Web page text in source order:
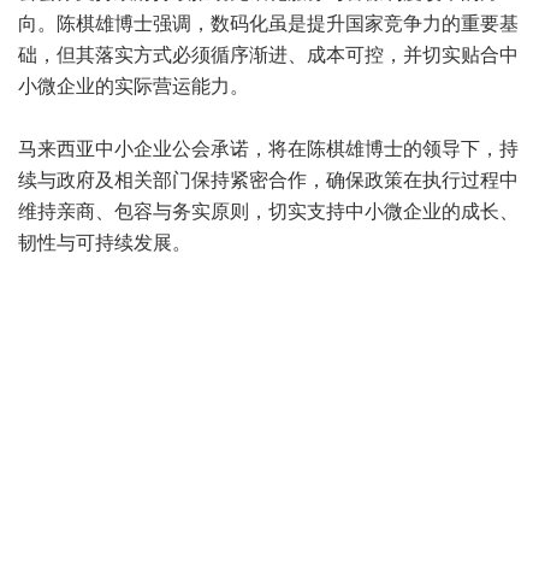
向。陈棋雄博士强调，数码化虽是提升国家竞争力的重要基
础，但其落实方式必须循序渐进、成本可控，并切实贴合中
小微企业的实际营运能力。
马来西亚中小企业公会承诺，将在陈棋雄博士的领导下，持
续与政府及相关部门保持紧密合作，确保政策在执行过程中
维持亲商、包容与务实原则，切实支持中小微企业的成长、
韧性与可持续发展。